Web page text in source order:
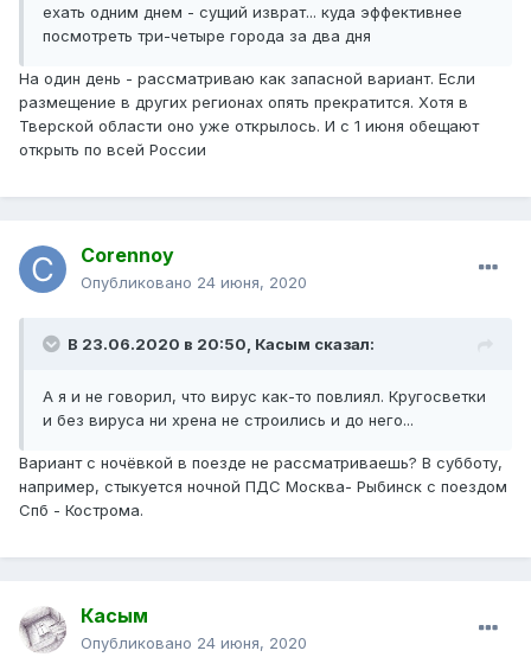
ехать одним днем - сущий изврат... куда эффективнее
посмотреть три-четыре города за два дня
На один день - рассматриваю как запасной вариант. Если
размещение в других регионах опять прекратится. Хотя в
Тверской области оно уже открылось. И с 1 июня обещают
открыть по всей России
Corennoy
Опубликовано 24 июня, 2020
В 23.06.2020 в 20:50, Касым сказал:
А я и не говорил, что вирус как-то повлиял. Кругосветки
и без вируса ни хрена не строились и до него...
Вариант с ночёвкой в поезде не рассматриваешь? В субботу,
например, стыкуется ночной ПДС Москва- Рыбинск с поездом
Спб - Кострома.
Касым
Опубликовано 24 июня, 2020